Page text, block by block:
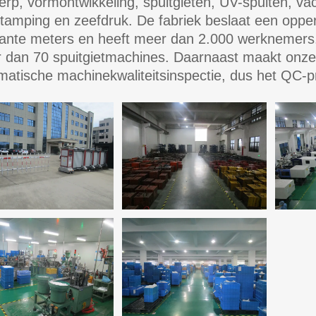
en zeefdruk. De fabriek beslaat een
meters en heeft meer dan 2.000
dan 70 spuitgietmachines. Daarnaast maakt
machinekwaliteitsinspectie, dus het QC-